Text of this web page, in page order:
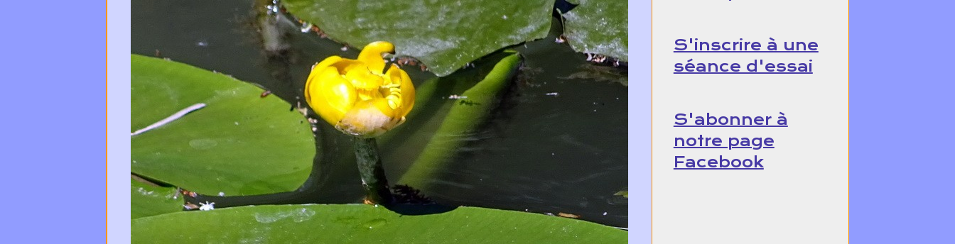
S'inscrire à une
séance d'essai
S'abonner à
notre page
Facebook